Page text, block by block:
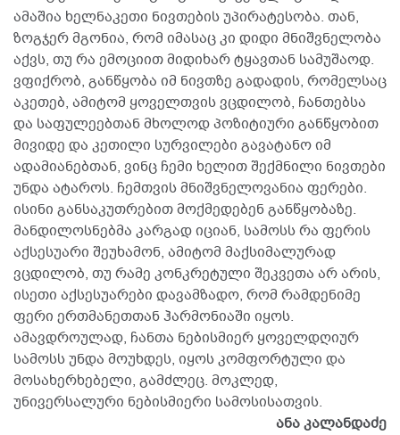
ამაშია ხელნაკეთი ნივთების უპირატესობა. თან,
ზოგჯერ მგონია, რომ იმასაც კი დიდი მნიშვნელობა
აქვს, თუ რა ემოციით მიდიხარ ტყავთან სამუშაოდ.
ვფიქრობ, განწყობა იმ ნივთზე გადადის, რომელსაც
აკეთებ, ამიტომ ყოველთვის ვცდილობ, ჩანთებსა
და საფულეებთან მხოლოდ პოზიტიური განწყობით
მივიდე და კეთილი სურვილები გავატანო იმ
ადამიანებთან, ვინც ჩემი ხელით შექმნილი ნივთები
უნდა ატაროს. ჩემთვის მნიშვნელოვანია ფერები.
ისინი განსაკუთრებით მოქმედებენ განწყობაზე.
მანდილოსნებმა კარგად იციან, სამოსს რა ფერის
აქსესუარი შეუხამონ, ამიტომ მაქსიმალურად
ვცდილობ, თუ რამე კონკრეტული შეკვეთა არ არის,
ისეთი აქსესუარები დავამზადო, რომ რამდენიმე
ფერი ერთმანეთთან ჰარმონიაში იყოს.
ამავდროულად, ჩანთა ნებისმიერ ყოველდღიურ
სამოსს უნდა მოუხდეს, იყოს კომფორტული და
მოსახერხებელი, გამძლეც. მოკლედ,
უნივერსალური ნებისმიერი სამოსისათვის.
ანა კალანდაძე